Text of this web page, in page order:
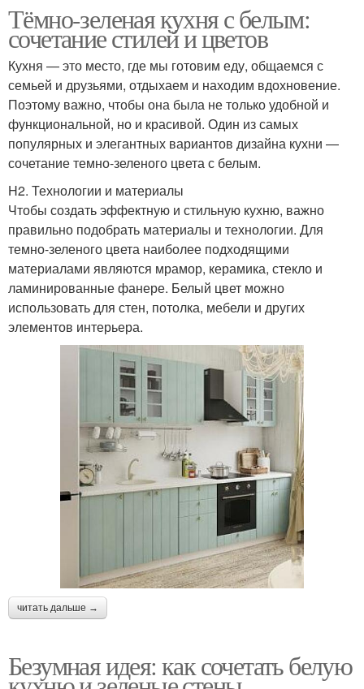
Тёмно-зеленая кухня с белым:
сочетание стилей и цветов
Кухня — это место, где мы готовим еду, общаемся с
семьей и друзьями, отдыхаем и находим вдохновение.
Поэтому важно, чтобы она была не только удобной и
функциональной, но и красивой. Один из самых
популярных и элегантных вариантов дизайна кухни —
сочетание темно-зеленого цвета с белым.
H2. Технологии и материалы
Чтобы создать эффектную и стильную кухню, важно
правильно подобрать материалы и технологии. Для
темно-зеленого цвета наиболее подходящими
материалами являются мрамор, керамика, стекло и
ламинированные фанере. Белый цвет можно
использовать для стен, потолка, мебели и других
элементов интерьера.
читать дальше →
Безумная идея: как сочетать белую